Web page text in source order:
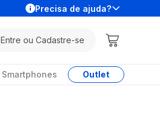
Precisa de ajuda?
Entre ou Cadastre-se
Smartphones Outlet